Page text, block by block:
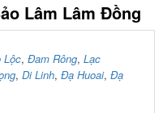
Lâm Lâm Đồng
Lộc, Đam Rông, Lạc
, Di Linh, Đạ Huoai, Đạ